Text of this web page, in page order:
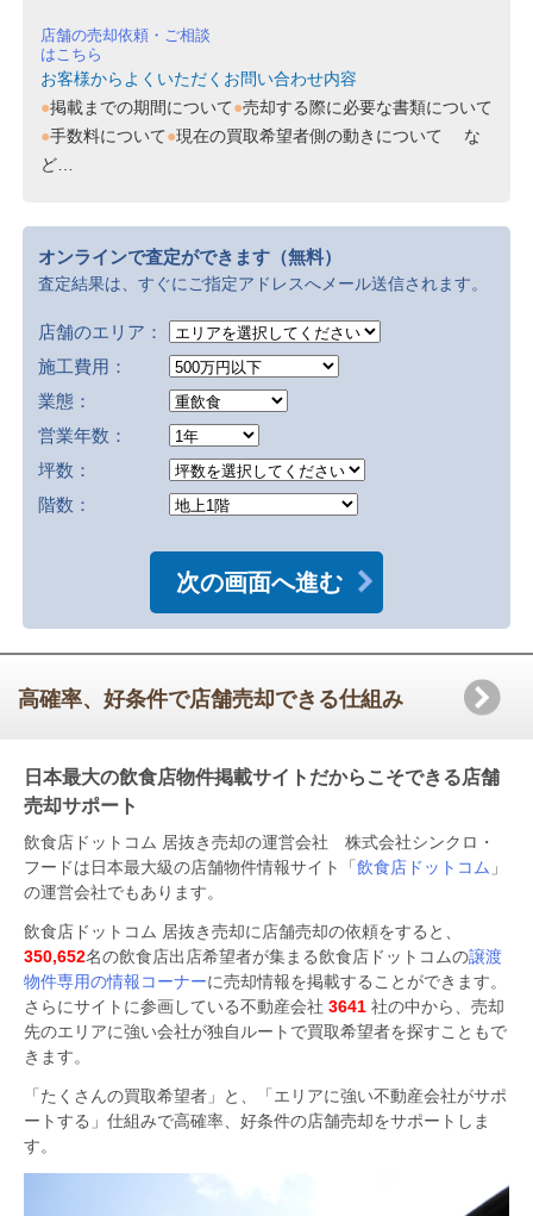
店舗の売却依頼・ご相談
はこちら
お客様からよくいただくお問い合わせ内容
掲載までの期間について
売却する際に必要な書類について
手数料について
現在の買取希望者側の動きについて
な
ど…
オンラインで査定ができます（無料）
査定結果は、すぐにご指定アドレスへメール送信されます。
店舗のエリア：
施工費用：
業態：
営業年数：
坪数：
階数：
高確率、好条件で店舗売却できる仕組み
日本最大の飲食店物件掲載サイトだからこそできる店舗
売却サポート
飲食店ドットコム 居抜き売却の運営会社 株式会社シンクロ・
フードは日本最大級の店舗物件情報サイト「飲食店ドットコム 」
の運営会社でもあります。
飲食店ドットコム 居抜き売却に店舗売却の依頼をすると、
350,652名の飲食店出店希望者が集まる飲食店ドットコムの譲渡
物件専用の情報コーナーに売却情報を掲載することができます。
さらにサイトに参画している不動産会社 3641 社の中から、売却
先のエリアに強い会社が独自ルートで買取希望者を探すこともで
きます。
「たくさんの買取希望者」と、「エリアに強い不動産会社がサポ
ートする」仕組みで高確率、好条件の店舗売却をサポートしま
す。